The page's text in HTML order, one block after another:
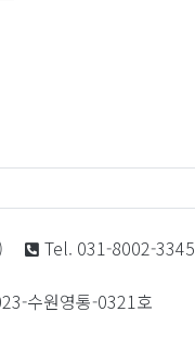
Tel. 031-8002-3345
수원영통-0321호